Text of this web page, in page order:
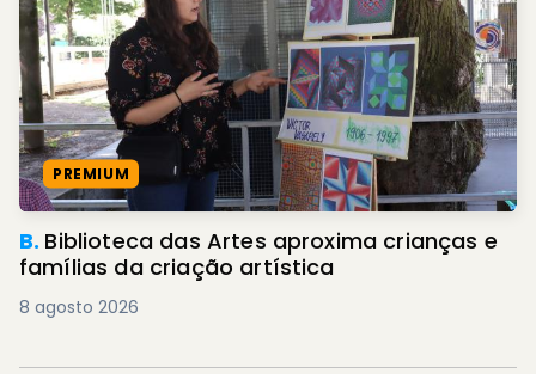
PREMIUM
B. Biblioteca das Artes aproxima crianças e
famílias da criação artística
8 agosto 2026